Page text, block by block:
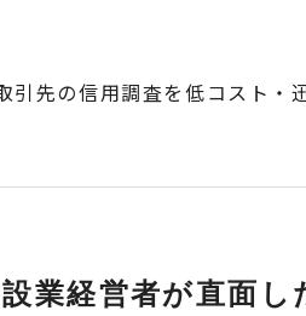
先の信用調査を低コスト・
業経営者が直面し